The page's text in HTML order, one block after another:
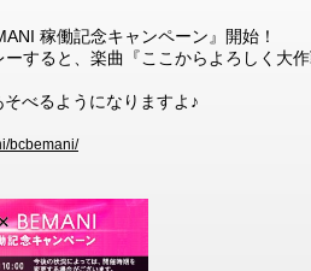
稼働記念キャンペーン』開始！
すると、楽曲『ここからよろしく大
べるようになりますよ♪
bcbemani/